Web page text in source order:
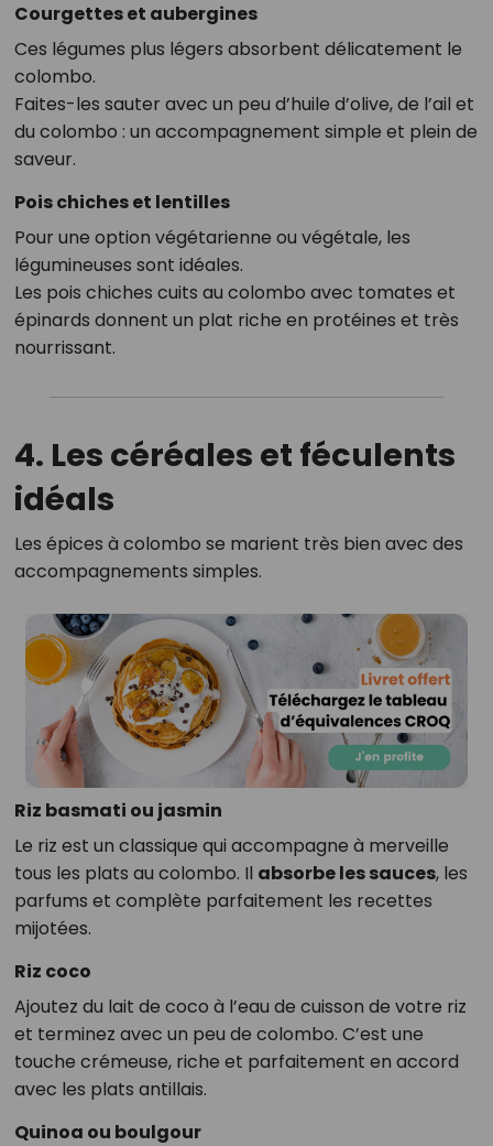
Courgettes et aubergines
Ces légumes plus légers absorbent délicatement le
colombo.
Faites-les sauter avec un peu d’huile d’olive, de l’ail et
du colombo : un accompagnement simple et plein de
saveur.
Pois chiches et lentilles
Pour une option végétarienne ou végétale, les
légumineuses sont idéales.
Les pois chiches cuits au colombo avec tomates et
épinards donnent un plat riche en protéines et très
nourrissant.
4. Les céréales et féculents
idéals
Les épices à colombo se marient très bien avec des
accompagnements simples.
Riz basmati ou jasmin
Le riz est un classique qui accompagne à merveille
tous les plats au colombo. Il absorbe les sauces, les
parfums et complète parfaitement les recettes
mijotées.
Riz coco
Ajoutez du lait de coco à l’eau de cuisson de votre riz
et terminez avec un peu de colombo. C’est une
touche crémeuse, riche et parfaitement en accord
avec les plats antillais.
Quinoa ou boulgour